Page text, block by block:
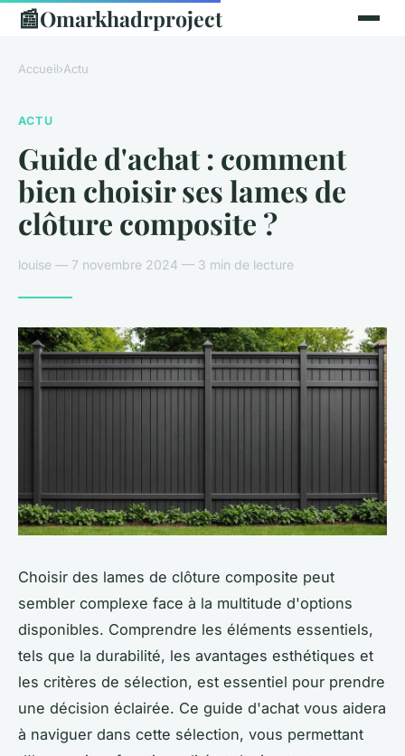
📰Omarkhadrproject
Accueil›Actu
ACTU
Guide d'achat : comment
bien choisir ses lames de
clôture composite ?
louise — 7 novembre 2024 — 3 min de lecture
Choisir des lames de clôture composite peut
sembler complexe face à la multitude d'options
disponibles. Comprendre les éléments essentiels,
tels que la durabilité, les avantages esthétiques et
les critères de sélection, est essentiel pour prendre
une décision éclairée. Ce guide d'achat vous aidera
à naviguer dans cette sélection, vous permettant